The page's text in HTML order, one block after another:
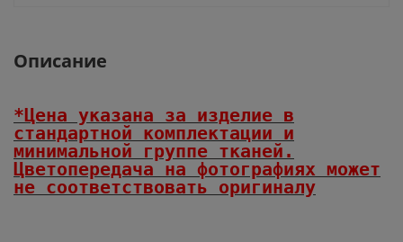
Описание
*Цена указана за изделие в
стандартной комплектации и
минимальной группе тканей.
Цветопередача на фотографиях может
не соответствовать оригиналу